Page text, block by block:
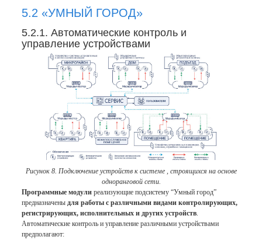
5.2 «УМНЫЙ ГОРОД»
5.2.1. Автоматические контроль и
управление устройствами
Рисунок 8. Подключение устройств к системе , строящихся на основе
одноранговой сети.
Программные модули реализующие подсистему “Умный город”
предназначены для работы с различными видами контролирующих,
регистрирующих, исполнительных и других устройств.
Автоматические контроль и управление различными устройствами
предполагают: